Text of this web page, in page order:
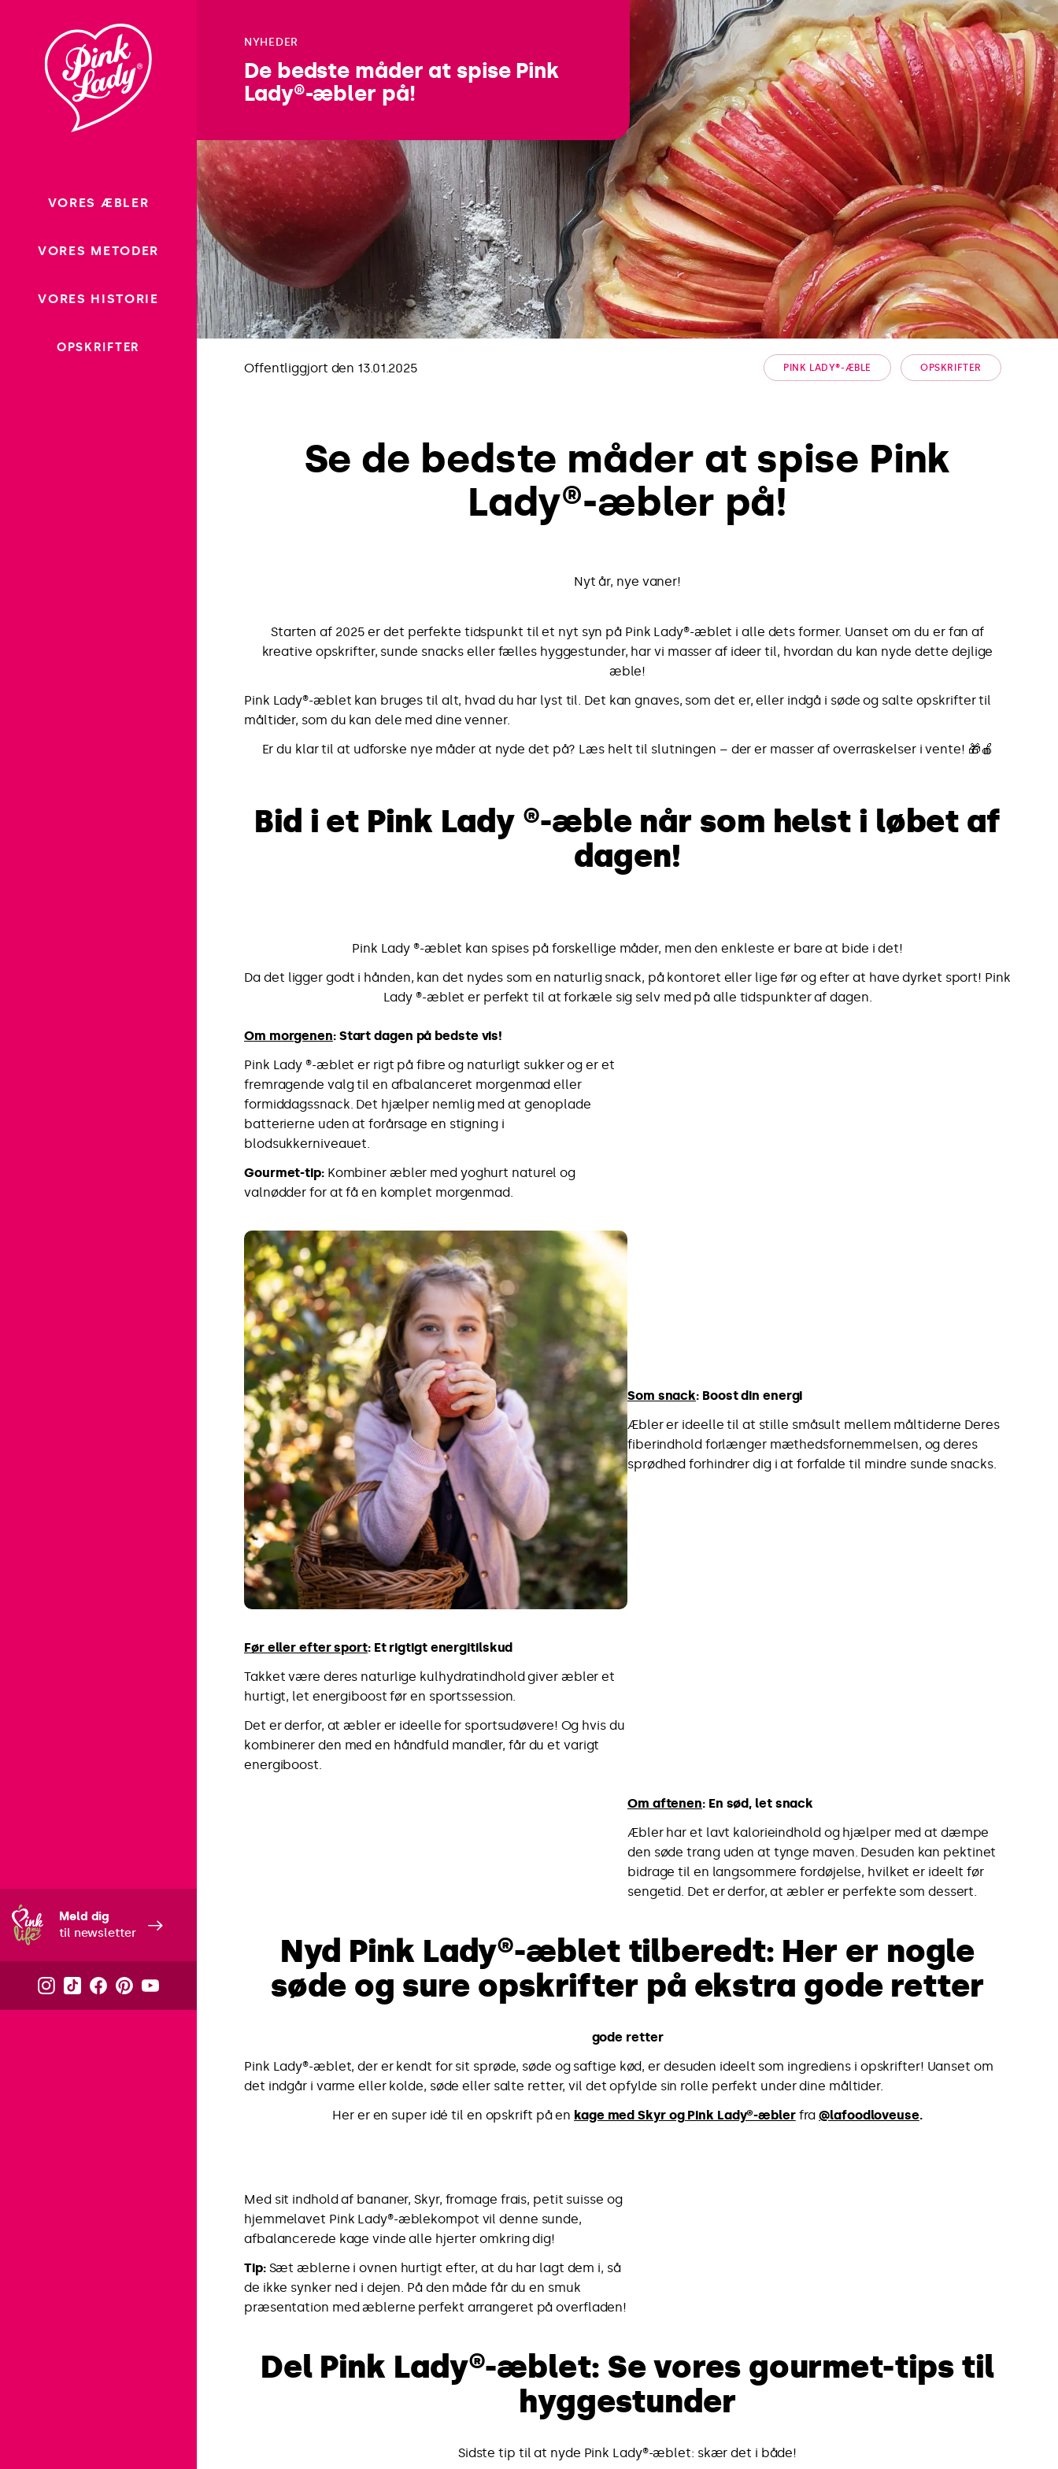
VORES ÆBLER
VORES METODER
VORES HISTORIE
OPSKRIFTER
Meld dig
til newsletter
NYHEDER
De bedste måder at spise Pink
Lady®-æbler på!
Offentliggjort den 13.01.2025 PINK LADY®-ÆBLE OPSKRIFTER
Se de bedste måder at spise Pink
Lady®-æbler på!
Nyt år, nye vaner!
Starten af 2025 er det perfekte tidspunkt til et nyt syn på Pink Lady®-æblet i alle dets former. Uanset om du er fan af
kreative opskrifter, sunde snacks eller fælles hyggestunder, har vi masser af ideer til, hvordan du kan nyde dette dejlige
æble!
Pink Lady®-æblet kan bruges til alt, hvad du har lyst til. Det kan gnaves, som det er, eller indgå i søde og salte opskrifter til
måltider, som du kan dele med dine venner.
Er du klar til at udforske nye måder at nyde det på? Læs helt til slutningen – der er masser af overraskelser i vente! 🎁🍎
Bid i et Pink Lady ®-æble når som helst i løbet af
dagen!
Pink Lady ®-æblet kan spises på forskellige måder, men den enkleste er bare at bide i det!
Da det ligger godt i hånden, kan det nydes som en naturlig snack, på kontoret eller lige før og efter at have dyrket sport! Pink
Lady ®-æblet er perfekt til at forkæle sig selv med på alle tidspunkter af dagen.
Om morgenen: Start dagen på bedste vis!
Pink Lady ®-æblet er rigt på fibre og naturligt sukker og er et
fremragende valg til en afbalanceret morgenmad eller
formiddagssnack. Det hjælper nemlig med at genoplade
batterierne uden at forårsage en stigning i
blodsukkerniveauet.
Gourmet-tip:Kombiner æbler med yoghurt naturel og
valnødder for at få en komplet morgenmad.
Som snack: Boost din energi
Æbler er ideelle til at stille småsult mellem måltiderne Deres
fiberindhold forlænger mæthedsfornemmelsen, og deres
sprødhed forhindrer dig i at forfalde til mindre sunde snacks.
Før eller efter sport: Et rigtigt energitilskud
Takket være deres naturlige kulhydratindhold giver æbler et
hurtigt, let energiboost før en sportssession.
Det er derfor, at æbler er ideelle for sportsudøvere! Og hvis du
kombinerer den med en håndfuld mandler, får du et varigt
energiboost.
Om aftenen: En sød, let snack
Æbler har et lavt kalorieindhold og hjælper med at dæmpe
den søde trang uden at tynge maven. Desuden kan pektinet
bidrage til en langsommere fordøjelse, hvilket er ideelt før
sengetid. Det er derfor, at æbler er perfekte som dessert.
Nyd Pink Lady®-æblet tilberedt: Her er nogle
søde og sure opskrifter på ekstra gode retter
gode retter
Pink Lady®-æblet, der er kendt for sit sprøde, søde og saftige kød, er desuden ideelt som ingrediens i opskrifter! Uanset om
det indgår i varme eller kolde, søde eller salte retter, vil det opfylde sin rolle perfekt under dine måltider.
Her er en super idé til en opskrift på en kage med Skyr og Pink Lady®-æblerfra@lafoodloveuse.
Med sit indhold af bananer, Skyr, fromage frais, petit suisse og
hjemmelavet Pink Lady®-æblekompot vil denne sunde,
afbalancerede kage vinde alle hjerter omkring dig!
Tip:Sæt æblerne i ovnen hurtigt efter, at du har lagt dem i, så
de ikke synker ned i dejen. På den måde får du en smuk
præsentation med æblerne perfekt arrangeret på overfladen!
Del Pink Lady®-æblet: Se vores gourmet-tips til
hyggestunder
Sidste tip til at nyde Pink Lady®-æblet: skær det i både!